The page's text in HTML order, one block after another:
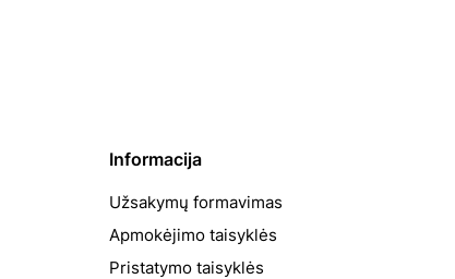
Informacija
Užsakymų formavimas
Apmokėjimo taisyklės
Pristatymo taisyklės